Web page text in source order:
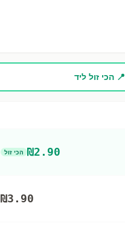
📍 הכי זול ליד
₪2.90 הכי זול
₪3.90